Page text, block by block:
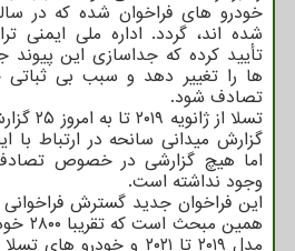
شده اند، گردد. اداره ملی ایمنی
تأیید کرده که جداسازی این پیوند
ها را تغییر دهد و سبب بی
تصادف شود.
گزارش میدانی سانحه در ارتباط با
اما هیچ گزارشی در خصوص
وجود نداشته است.